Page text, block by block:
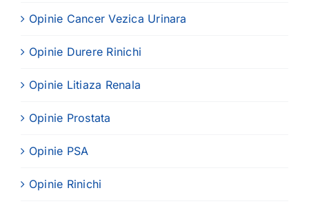
Opinie Cancer Vezica Urinara
Opinie Durere Rinichi
Opinie Litiaza Renala
Opinie Prostata
Opinie PSA
Opinie Rinichi